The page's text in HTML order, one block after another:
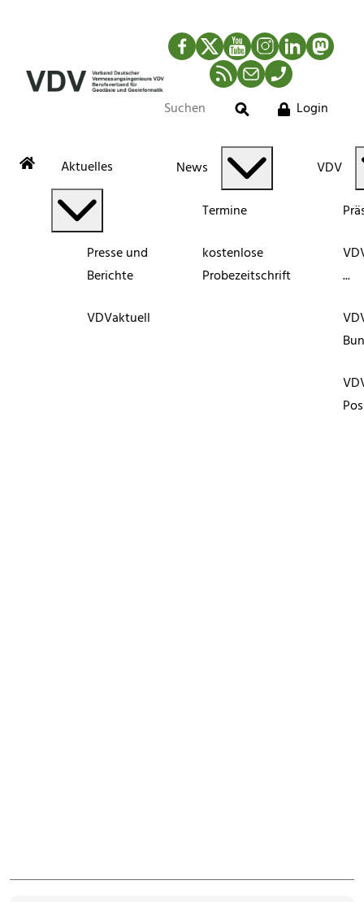
Facebook
TwitterYouTubeInstagram
LinkedIn
RSS-Newsfeed
MailTelefon
Suche
Login
Aktuelles
Presse und
Berichte
VDVaktuell
News
Termine
kostenlose
Probezeitschrift
VDV
...